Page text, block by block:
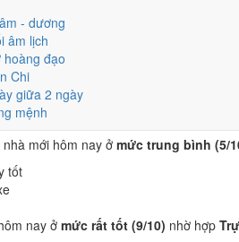
- dương
âm lịch
hoàng đạo
Chi
giữa 2 ngày
mệnh
công
hôm nay ở
tốt
nhà mới
mới hôm nay ởmức trung bình (5/
tốt
nay ở mức rất tốt (9/10) nhờ hợp